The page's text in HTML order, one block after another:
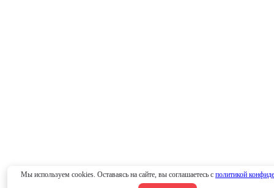
Мы используем cookies. Оставаясь на сайте, вы соглашаетесь с политикой